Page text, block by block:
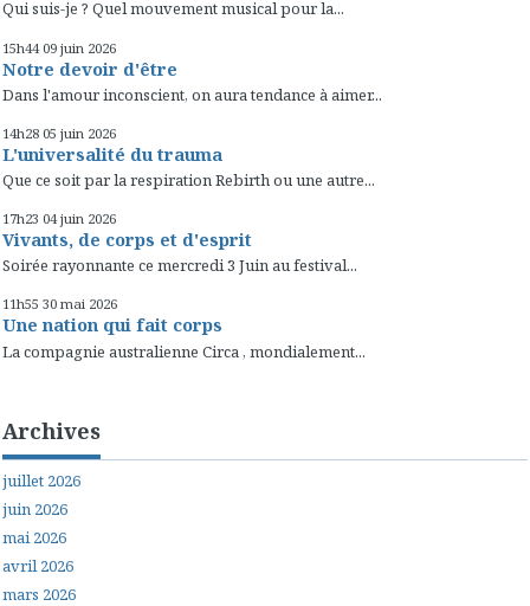
Qui suis-je ? Quel mouvement musical pour la...
15h44 09 juin 2026
Notre devoir d'être
Dans l'amour inconscient, on aura tendance à aimer...
14h28 05 juin 2026
L'universalité du trauma
Que ce soit par la respiration Rebirth ou une autre...
17h23 04 juin 2026
Vivants, de corps et d'esprit
Soirée rayonnante ce mercredi 3 Juin au festival...
11h55 30 mai 2026
Une nation qui fait corps
La compagnie australienne Circa , mondialement...
Archives
juillet 2026
juin 2026
mai 2026
avril 2026
mars 2026